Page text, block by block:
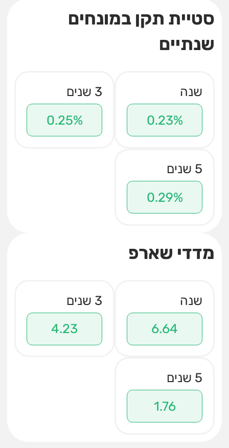
סטיית תקן במונחים
שנתיים
שנה
0.23%
3 שנים
0.25%
5 שנים
0.29%
מדדי שארפ
שנה
6.64
3 שנים
4.23
5 שנים
1.76